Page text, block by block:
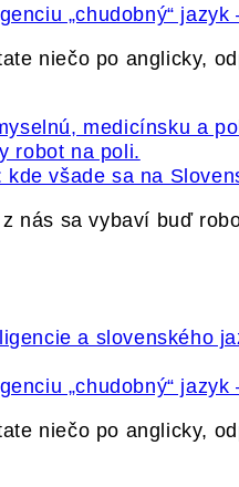
„chudobný“
niečo po anglicky,
všade sa na
nás sa vybaví buď
„chudobný“
niečo po anglicky,